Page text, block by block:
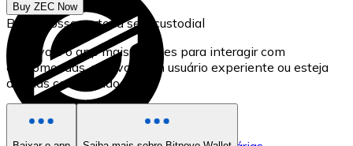
Buy ZEC Now
Baixe nossa carteira self-custodial
Bitnovo é o app mais simples para interagir com
criptomoedas, seja você um usuário experiente ou esteja
apenas começando.